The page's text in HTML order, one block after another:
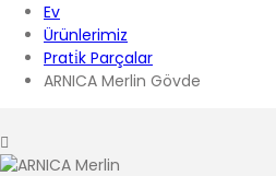
Ev
Ürünlerimiz
Prati̇k Parçalar
ARNICA Merlin Gövde